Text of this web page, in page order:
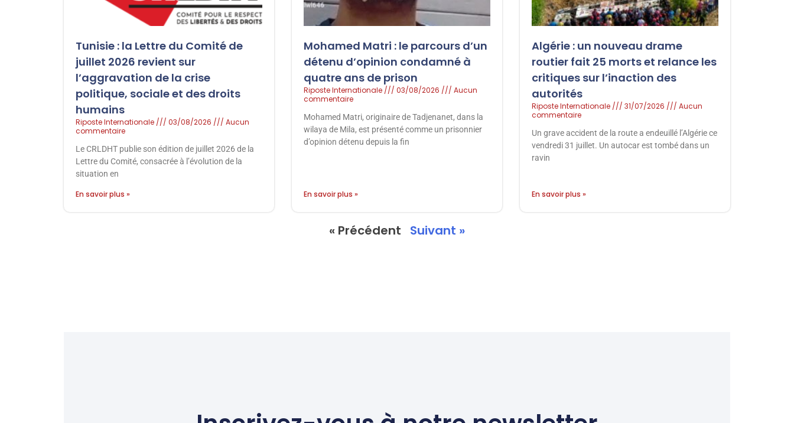
Tunisie : la Lettre du Comité de
juillet 2026 revient sur
l’aggravation de la crise
politique, sociale et des droits
humains
Riposte Internationale 03/08/2026
Aucun
commentaire
Le CRLDHT publie son édition de juillet 2026 de la
Lettre du Comité, consacrée à l’évolution de la
situation en
En savoir plus »
Mohamed Matri : le parcours d’un
détenu d’opinion condamné à
quatre ans de prison
Riposte Internationale 03/08/2026
Aucun
commentaire
Mohamed Matri, originaire de Tadjenanet, dans la
wilaya de Mila, est présenté comme un prisonnier
d’opinion détenu depuis la fin
En savoir plus »
Algérie : un nouveau drame
routier fait 25 morts et relance les
critiques sur l’inaction des
autorités
Riposte Internationale 31/07/2026
Aucun
commentaire
Un grave accident de la route a endeuillé l’Algérie ce
vendredi 31 juillet. Un autocar est tombé dans un
ravin
En savoir plus »
« Précédent Suivant »